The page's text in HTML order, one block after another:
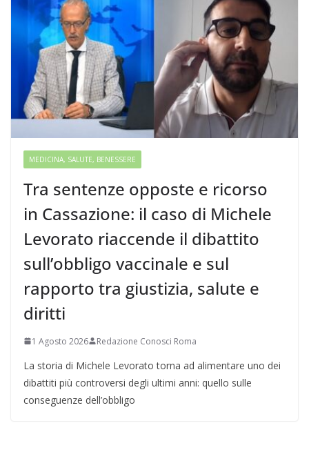
MEDICINA, SALUTE, BENESSERE
Tra sentenze opposte e ricorso
in Cassazione: il caso di Michele
Levorato riaccende il dibattito
sull’obbligo vaccinale e sul
rapporto tra giustizia, salute e
diritti
1 Agosto 2026 Redazione Conosci Roma
La storia di Michele Levorato torna ad alimentare uno dei
dibattiti più controversi degli ultimi anni: quello sulle
conseguenze dell’obbligo